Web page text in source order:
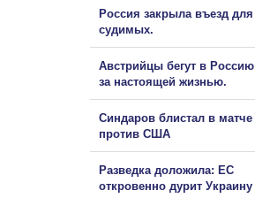
Россия закрыла въезд для
судимых.
Австрийцы бегут в Россию
за настоящей жизнью.
Синдаров блистал в матче
против США
Разведка доложила: ЕС
откровенно дурит Украину